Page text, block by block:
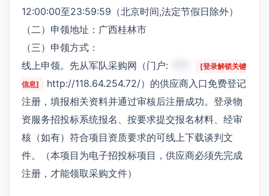
12:00:00至23:59:59（北京时间,法定节假日除外）
（二）申领地址：广西桂林市
（三）申领方式：
线上申领。先从军队采购网（门户:
[登录解锁关键
信息]
http://118.64.254.72/）的供应商入口免费登记
注册，填报相关资料并通过审核后注册成功。登录物
资服务招投标系统报名、按要求提交报名材料、经审
核（如有）符合项目资质要求的可线上下载谈判文
件。（本项目为电子招投标项目，供应商必须先完成
注册，才能领取采购文件）